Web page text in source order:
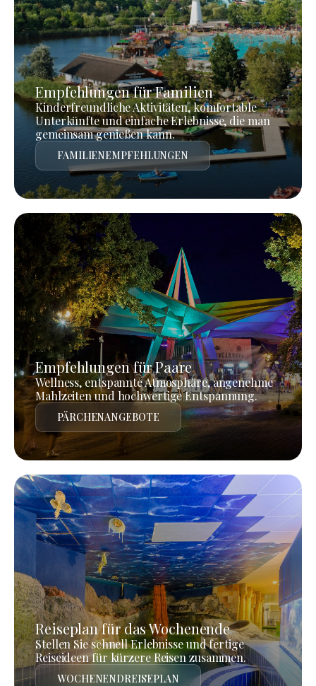
Empfehlungen für Familien
Kinderfreundliche Aktivitäten, komfortable
Unterkünfte und einfache Erlebnisse, die man
gemeinsam genießen kann.
FAMILIENEMPFEHLUNGEN
Empfehlungen für Paare
Wellness, entspannte Atmosphäre, angenehme
Mahlzeiten und hochwertige Entspannung.
PÄRCHENANGEBOTE
Reiseplan für das Wochenende
Stellen Sie schnell Erlebnisse und fertige
Reiseideen für kürzere Reisen zusammen.
WOCHENENDREISEPLAN